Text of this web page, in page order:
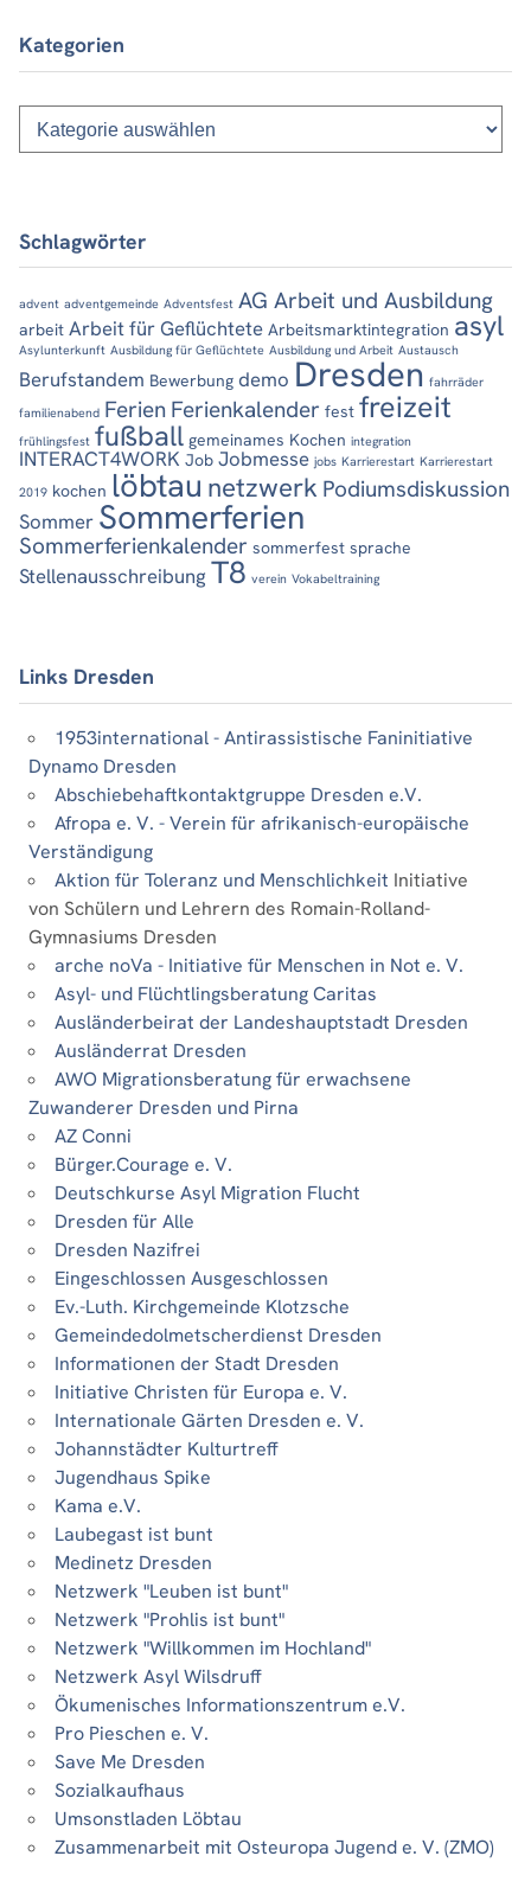
Kategorien
Kategorien
Schlagwörter
advent adventgemeinde Adventsfest AG Arbeit und Ausbildung
arbeit Arbeit für Geflüchtete Arbeitsmarktintegration asyl
Asylunterkunft Ausbildung für Geflüchtete Ausbildung und Arbeit Austausch
Berufstandem Bewerbung demo Dresden fahrräder
familienabend Ferien Ferienkalender fest freizeit
frühlingsfest fußball gemeinames Kochen integration
INTERACT4WORK Job Jobmesse jobs Karrierestart Karrierestart
2019 kochen löbtau netzwerk Podiumsdiskussion
Sommer Sommerferien
Sommerferienkalender sommerfest sprache
Stellenausschreibung T8 verein Vokabeltraining
Links Dresden
1953international - Antirassistische Faninitiative
Dynamo Dresden
Abschiebehaftkontaktgruppe Dresden e.V.
Afropa e. V. - Verein für afrikanisch-europäische
Verständigung
Aktion für Toleranz und Menschlichkeit Initiative
von Schülern und Lehrern des Romain-Rolland-
Gymnasiums Dresden
arche noVa - Initiative für Menschen in Not e. V.
Asyl- und Flüchtlingsberatung Caritas
Ausländerbeirat der Landeshauptstadt Dresden
Ausländerrat Dresden
AWO Migrationsberatung für erwachsene
Zuwanderer Dresden und Pirna
AZ Conni
Bürger.Courage e. V.
Deutschkurse Asyl Migration Flucht
Dresden für Alle
Dresden Nazifrei
Eingeschlossen Ausgeschlossen
Ev.-Luth. Kirchgemeinde Klotzsche
Gemeindedolmetscherdienst Dresden
Informationen der Stadt Dresden
Initiative Christen für Europa e. V.
Internationale Gärten Dresden e. V.
Johannstädter Kulturtreff
Jugendhaus Spike
Kama e.V.
Laubegast ist bunt
Medinetz Dresden
Netzwerk "Leuben ist bunt"
Netzwerk "Prohlis ist bunt"
Netzwerk "Willkommen im Hochland"
Netzwerk Asyl Wilsdruff
Ökumenisches Informationszentrum e.V.
Pro Pieschen e. V.
Save Me Dresden
Sozialkaufhaus
Umsonstladen Löbtau
Zusammenarbeit mit Osteuropa Jugend e. V. (ZMO)